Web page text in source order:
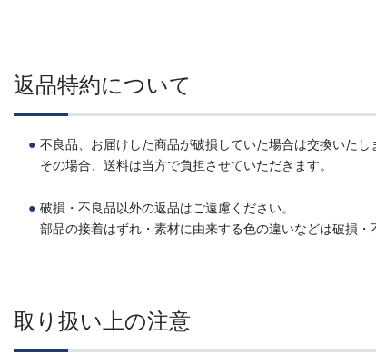
返品特約について
不良品、お届けした商品が破損していた場合は交換いたし
その場合、送料は当方で負担させていただきます。
破損・不良品以外の返品はご遠慮ください。
部品の接着はずれ・素材に由来する色の違いなどは破損
取り扱い上の注意